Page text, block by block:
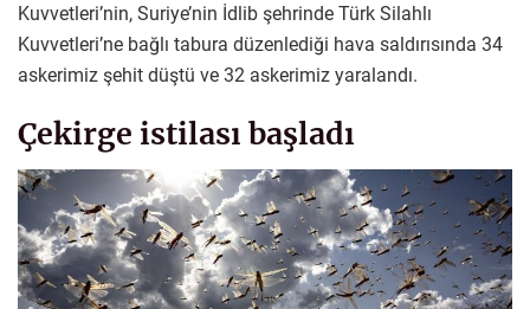
Kuvvetleri’nin, Suriye’nin İdlib şehrinde Türk Silahlı
Kuvvetleri’ne bağlı tabura düzenlediği hava saldırısında 34
askerimiz şehit düştü ve 32 askerimiz yaralandı.
Çekirge istilası başladı